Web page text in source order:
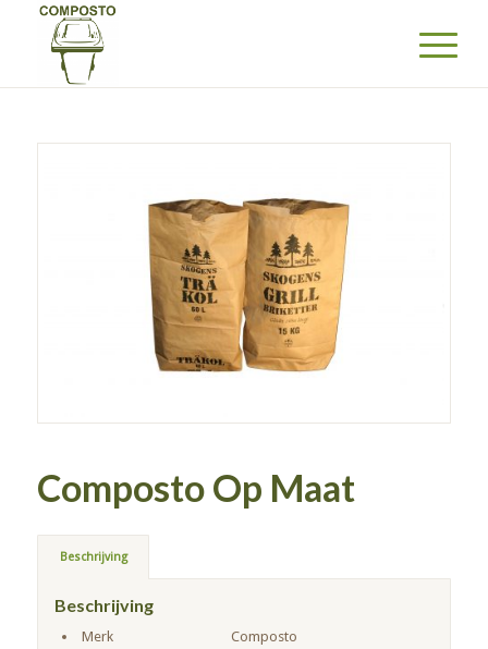
Composto Op Maat
Beschrijving
Beschrijving
Merk Composto